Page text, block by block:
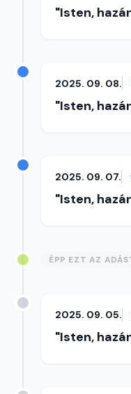
"Isten,
2025. 09. 08.
"Isten,
2025. 09. 07.
"Isten,
ÉPP EZT AZ
2025. 09. 05.
"Isten,